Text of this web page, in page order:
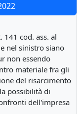
141 cod. ass. al
nel sinistro siano
non essendo
materiale fra gli
del risarcimento
possibilità di
dell'impresa